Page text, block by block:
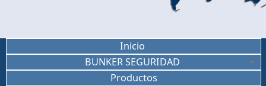
Inicio
BUNKER SEGURIDAD
Productos